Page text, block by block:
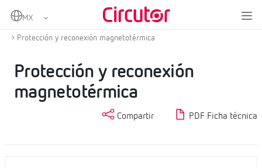
Home
Protección y control
Protección y reconexión magnetotérmica
Protección y reconexión
magnetotérmica
Compartir PDF Ficha técnica